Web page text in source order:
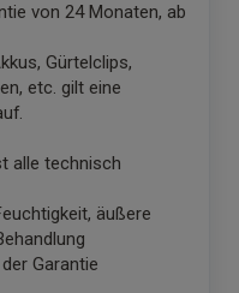
von 24 Monaten, ab
Gürtelclips,
etc. gilt eine
alle technisch
äußere
Garantie